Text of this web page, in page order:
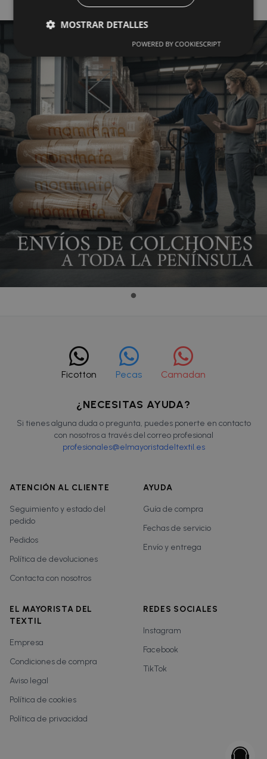
Ficotton Pecas Camadan
¿NECESITAS AYUDA?
Si tienes alguna duda o pregunta, puedes ponerte en contacto
con nosotros a través del correo profesional
profesionales@elmayoristadeltextil.es
ATENCIÓN AL CLIENTE
Seguimiento y estado del
pedido
Pedidos
Política de devoluciones
Contacta con nosotros
AYUDA
Guía de compra
Fechas de servicio
Envío y entrega
EL MAYORISTA DEL
TEXTIL
Empresa
Condiciones de compra
Aviso legal
Política de cookies
Política de privacidad
REDES SOCIALES
Instagram
Facebook
TikTok
MOSTRAR DETALLES
POWERED BY COOKIESCRIPT